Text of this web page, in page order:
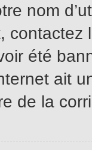
nom
été
ait
de la